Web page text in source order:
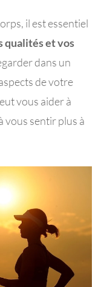
il est essentiel
qualités et vos
dans un
de votre
vous aider à
vous sentir plus à